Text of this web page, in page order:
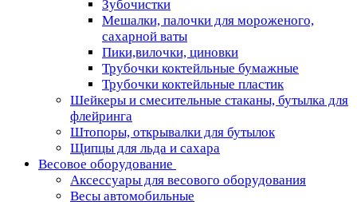
Зубочистки
Мешалки, палочки для мороженого,
сахарной ваты
Пики,вилочки, циновки
Трубочки коктейльные бумажные
Трубочки коктейльные пластик
Шейкеры и смесительные стаканы, бутылка для
флейринга
Штопоры, открывалки для бутылок
Щипцы для льда и сахара
Весовое оборудование
Аксессуары для весового оборудования
Весы автомобильные